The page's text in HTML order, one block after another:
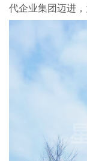
代企业集团迈进